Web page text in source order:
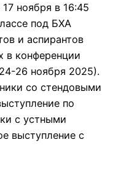
ноября в 16:45
под БХА
и аспирантов
в конференции
26 ноября 2025).
со стендовыми
по
с устными
выступление с